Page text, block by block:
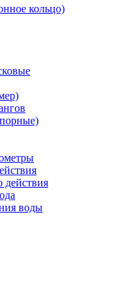
кольцо)
действия
воды